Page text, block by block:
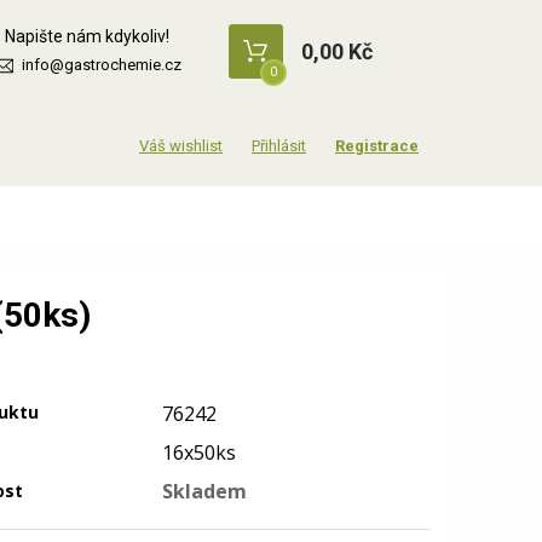
Napište nám kdykoliv!
info@gastrochemie.cz 0
0,00 Kč
Přihlásit Registrace
76242
16x50ks
Skladem